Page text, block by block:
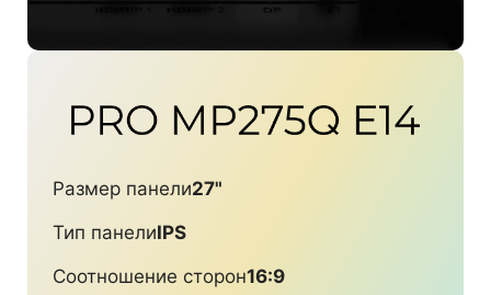
Размер панели27"
Тип панелиIPS
Соотношение сторон16:9